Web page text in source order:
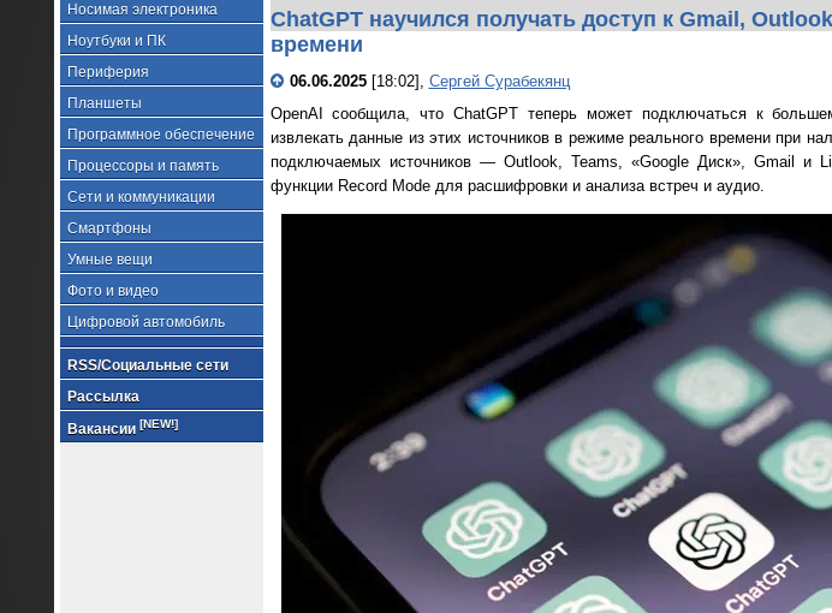
Носимая электроника
Ноутбуки и ПК
Периферия
Планшеты
Программное обеспечение
Процессоры и память
Сети и коммуникации
Смартфоны
Умные вещи
Фото и видео
Цифровой автомобиль
RSS/Социальные сети
Рассылка
Вакансии [NEW!]
ChatGPT научился получать доступ к Gmail,
времени
06.06.2025[18:02], Сергей Сурабекянц
OpenAI сообщила, что ChatGPT теперь может подключаться к
извлекать данные из этих источников в режиме реального времени при
подключаемых источников — Outlook, Teams, «Google Диск», Gmail и
функции Record Mode для расшифровки и анализа встреч и аудио.